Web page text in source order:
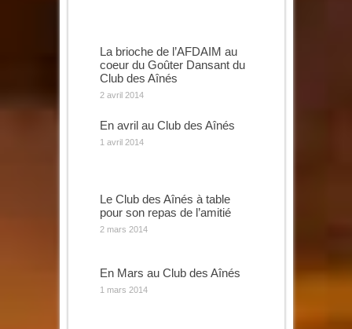
La brioche de l’AFDAIM au
coeur du Goûter Dansant du
Club des Aînés
2 avril 2014
En avril au Club des Aînés
1 avril 2014
Le Club des Aînés à table
pour son repas de l’amitié
2 mars 2014
En Mars au Club des Aînés
1 mars 2014